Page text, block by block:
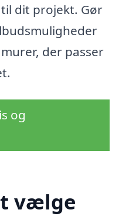
dit projekt. Gør
der passer
og
vælge